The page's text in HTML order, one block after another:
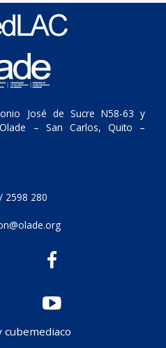
José de Sucre N58-63 y
– San Carlos, Quito –
2598 280
cubemediaco